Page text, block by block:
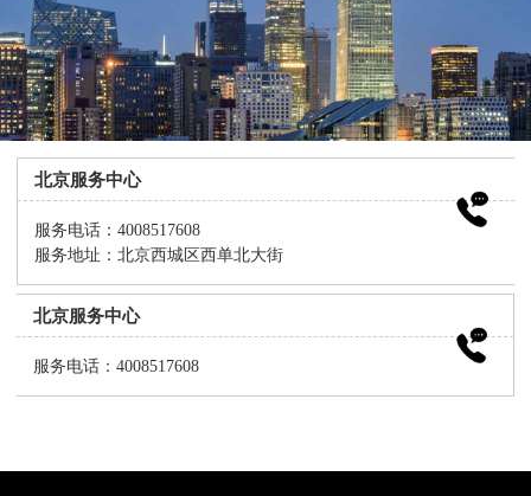
北京服务中心
服务电话：4008517608
服务地址：北京西城区西单北大街
北京服务中心
服务电话：4008517608